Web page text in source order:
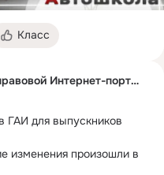
Класс
Pravo.by - Национальный правовой Интернет-портал
ГАИ для выпускников
изменения произошли в
выпускников автошкол?